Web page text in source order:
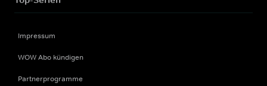
Impressum
WOW Abo kündigen
Partnerprogramme